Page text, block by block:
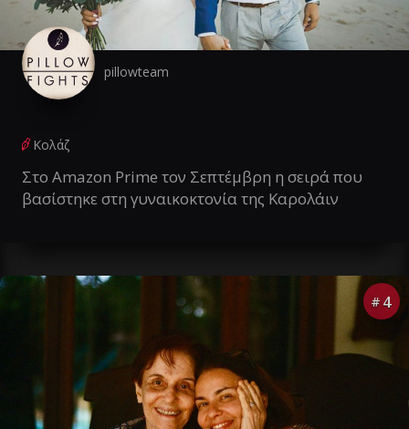
pillowteam
Κολάζ
Στο Amazon Prime τον Σεπτέμβρη η σειρά που
βασίστηκε στη γυναικοκτονία της Καρολάιν
# 4